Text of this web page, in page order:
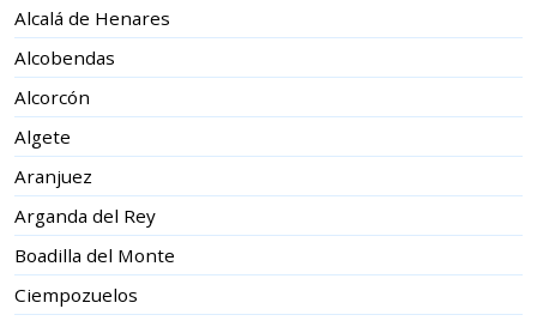
Alcalá de Henares
Alcobendas
Alcorcón
Algete
Aranjuez
Arganda del Rey
Boadilla del Monte
Ciempozuelos